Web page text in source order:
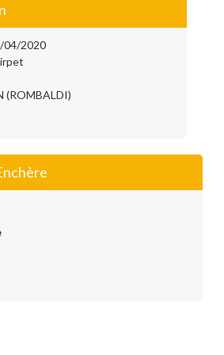
04/2020
(ROMBALDI)